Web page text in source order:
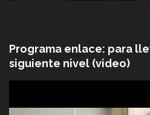
Programa enlace: para
siguiente nivel (video)